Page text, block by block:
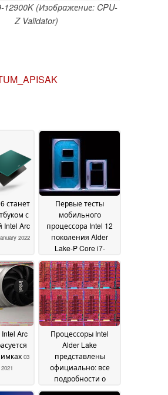
12900K (Изображение: CPU-
Z Validator)
станет
с
Intel Arc
2022
Первые тесты
мобильного
процессора Intel 12
поколения Alder
Lake-P Core i7-
12700H: AMD
Cezanne Zen 3 и
Apple M1 Max
уничтожены в
Cinebench18 November
2021
Arc
03
Процессоры Intel
Alder Lake
представлены
официально: все
подробности о
новой архитектуре27